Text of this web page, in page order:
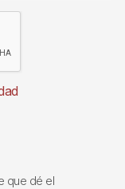
que dé el